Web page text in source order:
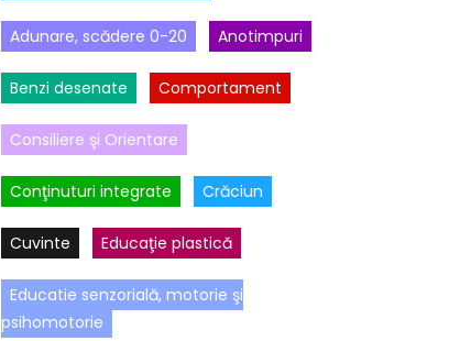
Adunare, scădere 0-20 Anotimpuri
Benzi desenate Comportament
Consiliere şi Orientare
Conţinuturi integrate Crăciun
Cuvinte Educaţie plastică
Educatie senzorială, motorie şi
psihomotorie